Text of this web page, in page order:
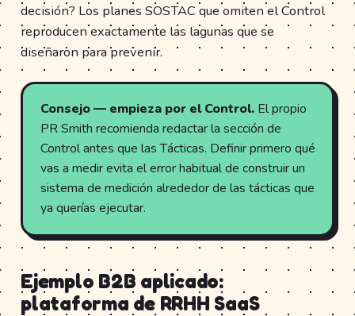
decisión? Los planes SOSTAC que omiten el Control
reproducen exactamente las lagunas que se
diseñaron para prevenir.
Consejo — empieza por el Control.El propio
PR Smith recomienda redactar la sección de
Control antes que las Tácticas. Definir primero qué
vas a medir evita el error habitual de construir un
sistema de medición alrededor de las tácticas que
ya querías ejecutar.
Ejemplo B2B aplicado:
plataforma de RRHH SaaS